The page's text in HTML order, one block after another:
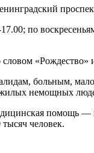
по
больным,
немощных
помощь
человек.